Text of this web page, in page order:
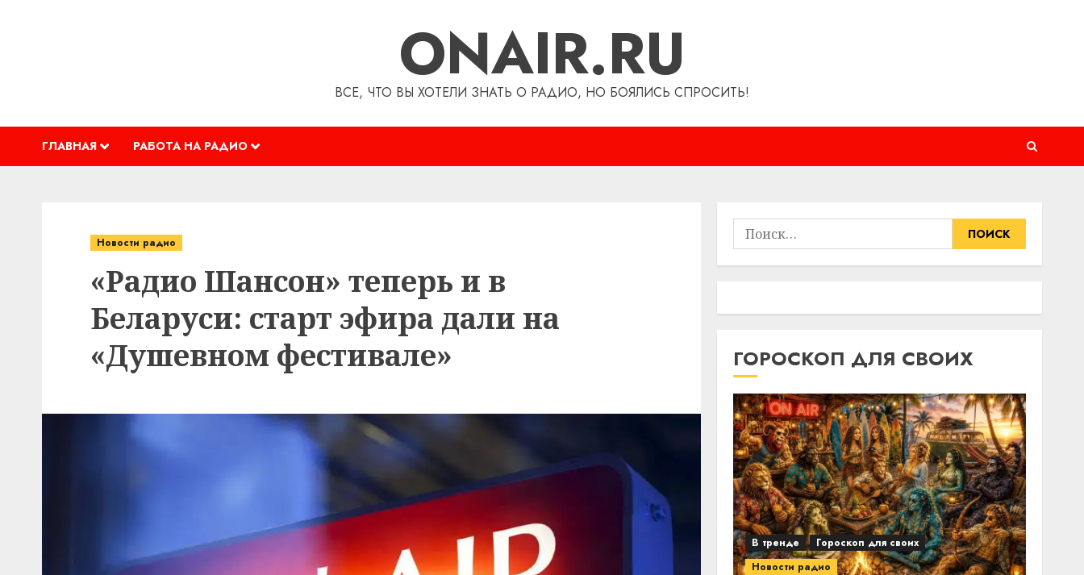
ONAIR.RU
ВСЕ, ЧТО ВЫ ХОТЕЛИ ЗНАТЬ О РАДИО, НО БОЯЛИСЬ СПРОСИТЬ!
ГЛАВНАЯ РАБОТА НА РАДИО
Новости радио
«Радио Шансон» теперь и в
Беларуси: старт эфира дали на
«Душевном фестивале»
Найти:
ГОРОСКОП ДЛЯ СВОИХ
В тренде
Гороскоп для своих
Новости радио